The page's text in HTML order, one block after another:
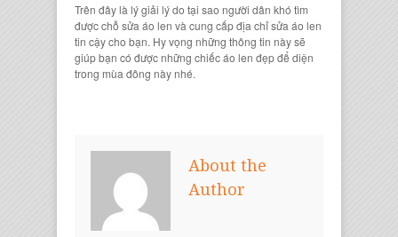
Trên đây là lý giải lý do tại sao người dân khó tìm
được chỗ sửa áo len và cung cấpđịa chỉ sửa áo len
tin cậycho bạn. Hy vọng những thông tin này sẽ
giúp bạn có được những chiếc áo len đẹpđể diện
trong mùa đông này nhé.
About the
Author